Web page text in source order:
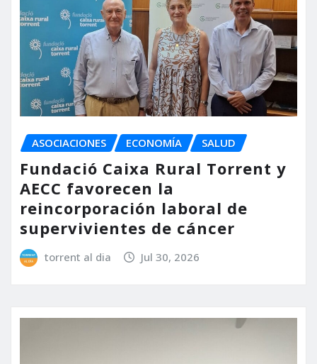
ASOCIACIONES ECONOMÍA SALUD
Fundació Caixa Rural Torrent y
AECC favorecen la
reincorporación laboral de
supervivientes de cáncer
torrent al dia Jul 30, 2026